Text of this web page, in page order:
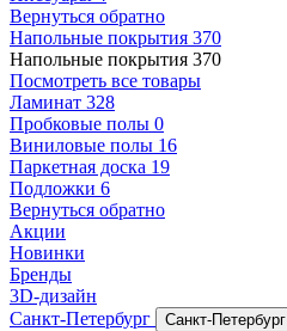
Вернуться обратно
Напольные покрытия 370
Напольные покрытия 370
Посмотреть все товары
Ламинат 328
Пробковые полы 0
Виниловые полы 16
Паркетная доска 19
Подложки 6
Вернуться обратно
Акции
Новинки
Бренды
3D-дизайн
Санкт-Петербург
Санкт-Петербург